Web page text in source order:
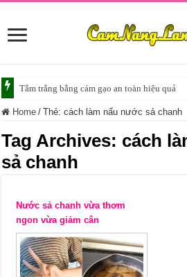
Tắm trắng bằng cám gạo an toàn hiệu quả
Home / Thẻ:cách làm nấu nước sả chanh
Tag Archives: cách
sả chanh
Nước sả chanh vừa thơm
ngon vừa giảm cân